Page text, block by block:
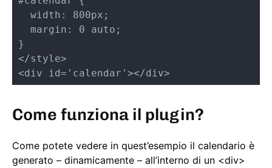
}
</style>
<div id='calendar'></div>
Come funziona il plugin?
Come potete vedere in quest’esempio il calendario è
generato – dinamicamente – all’interno di un <div>